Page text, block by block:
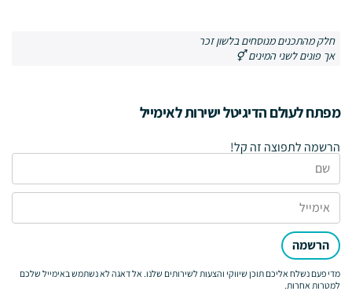
חלק מהתכנים מנוסחים בלשון זכר
אך פונים לשני המינים ⚥
מפתח לעולם הדיגיטל ישירות לאימייל
הרשמה לתפוצה זה קל!
הרשמה
מדי פעם נשלח אליכם תוכן שיווקי והצעות לשירותים שלנו. אל דאגה לא נשתמש באימייל שלכם
למטרות אחרות.